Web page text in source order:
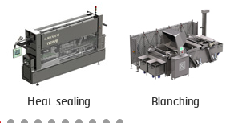
Heat sealing Blanching